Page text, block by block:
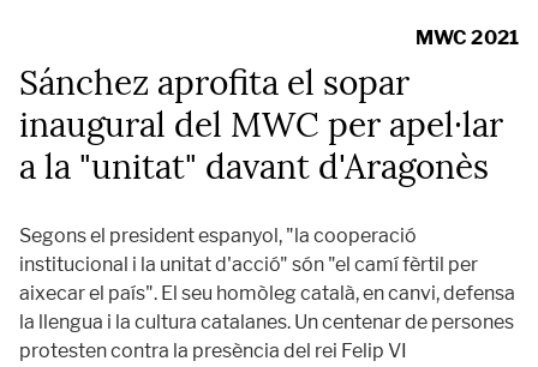
MWC 2021
Sánchez aprofita el sopar
inaugural del MWC per apel·lar
a la "unitat" davant d'Aragonès
Segons el president espanyol, "la cooperació
institucional i la unitat d'acció" són "el camí fèrtil per
aixecar el país". El seu homòleg català, en canvi, defensa
la llengua i la cultura catalanes. Un centenar de persones
protesten contra la presència del rei Felip VI